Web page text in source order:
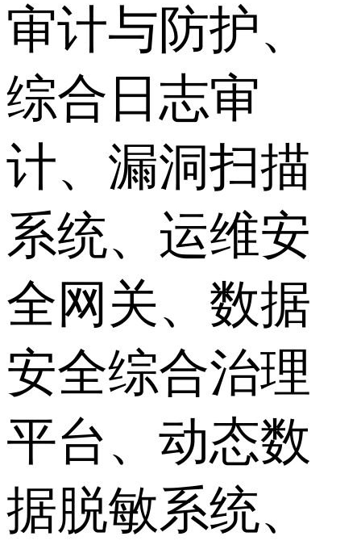
审计与防护、
综合日志审
计、漏洞扫描
系统、运维安
全网关、数据
安全综合治理
平台、动态数
据脱敏系统、